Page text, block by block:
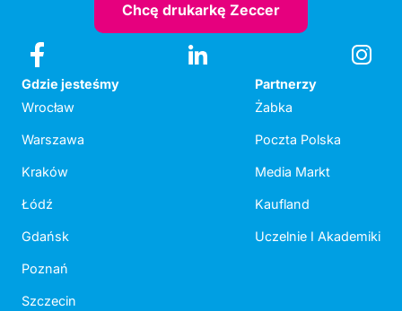
Chcę drukarkę Zeccer
Gdzie jesteśmy
Wrocław
Warszawa
Kraków
Łódź
Gdańsk
Poznań
Szczecin
Partnerzy
Żabka
Poczta Polska
Media Markt
Kaufland
Uczelnie I Akademiki